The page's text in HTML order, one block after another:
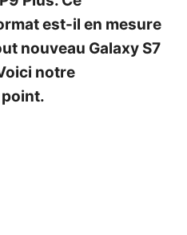
est-il en mesure
nouveau Galaxy S7
notre